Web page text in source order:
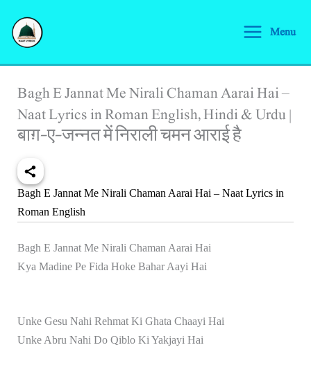
content
Menu
Bagh E Jannat Me Nirali Chaman Aarai Hai –
Naat Lyrics in Roman English, Hindi & Urdu |
बाग़-ए-जन्नत में निराली चमन आराई है
Bagh E Jannat Me Nirali Chaman Aarai Hai – Naat Lyrics in
Roman English
Bagh E Jannat Me Nirali Chaman Aarai Hai
Kya Madine Pe Fida Hoke Bahar Aayi Hai
Unke Gesu Nahi Rehmat Ki Ghata Chaayi Hai
Unke Abru Nahi Do Qiblo Ki Yakjayi Hai
e
c
h